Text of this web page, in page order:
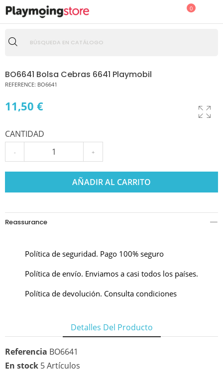
0
BO6641 Bolsa Cebras 6641 Playmobil
REFERENCE: BO6641
11,50 €
CANTIDAD
- +
AÑADIR AL CARRITO
Reassurance
Política de seguridad. Pago 100% seguro
Política de envío. Enviamos a casi todos los países.
Política de devolución. Consulta condiciones
Detalles Del Producto
Referencia BO6641
En stock 5 Artículos